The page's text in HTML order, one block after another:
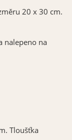
20 x 30 cm.
nalepeno na
Tloušťka